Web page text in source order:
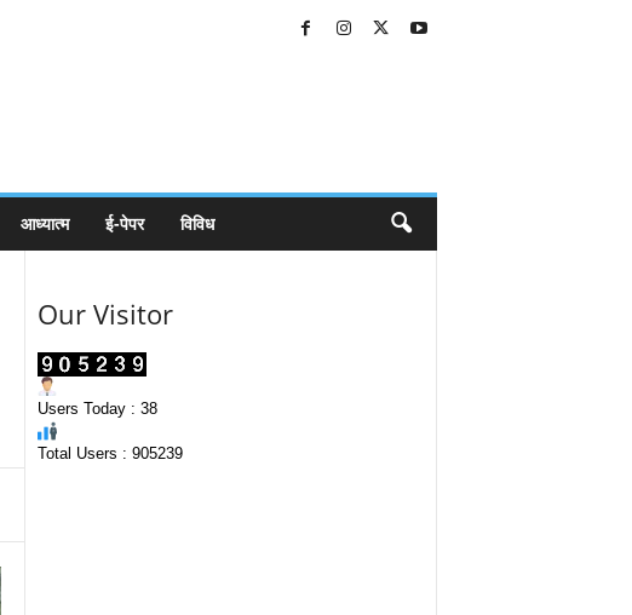
आध्यात्म ई-पेपर विविध
Our Visitor
Users Today : 38
Total Users : 905239